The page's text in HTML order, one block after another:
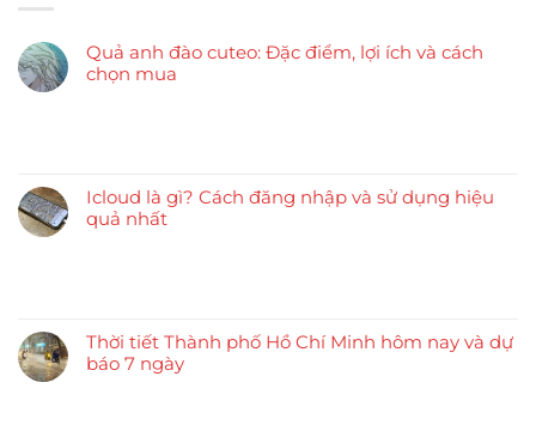
Quả anh đào cuteo: Đặc điểm, lợi ích và cách
chọn mua
Icloud là gì? Cách đăng nhập và sử dụng hiệu
quả nhất
Thời tiết Thành phố Hồ Chí Minh hôm nay và dự
báo 7 ngày